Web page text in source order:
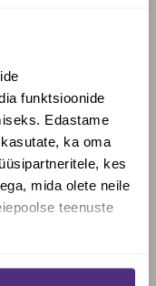
funktsioonide
Edastame
ka oma
kes
mida olete neile
teenuste
(152)
(176)
(72)
e-poes